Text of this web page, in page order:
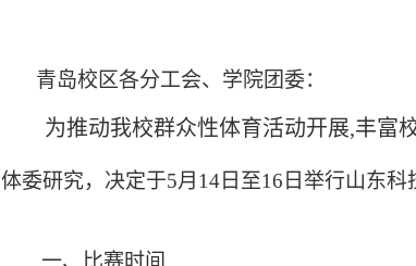
青岛校区各分工会、学院团委：
为推动我校群众性体育活动开展,丰富
体委研究，决定于5月 14日至16日举行山东科
一、
比赛时间